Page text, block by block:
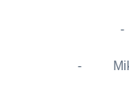
-
-